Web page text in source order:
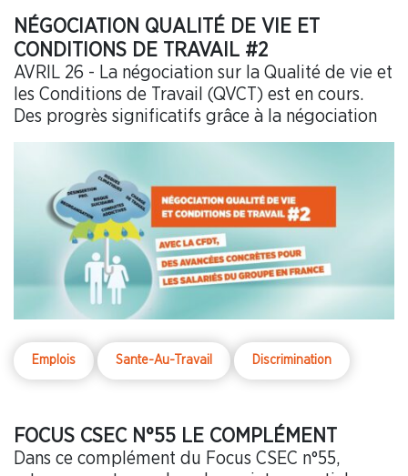
NÉGOCIATION QUALITÉ DE VIE ET
CONDITIONS DE TRAVAIL #2
AVRIL 26 - La négociation sur la Qualité de vie et
les Conditions de Travail (QVCT) est en cours.
Des progrès significatifs grâce à la négociation
Emplois Sante-Au-Travail Discrimination
FOCUS CSEC N°55 LE COMPLÉMENT
Dans ce complément du Focus CSEC n°55,